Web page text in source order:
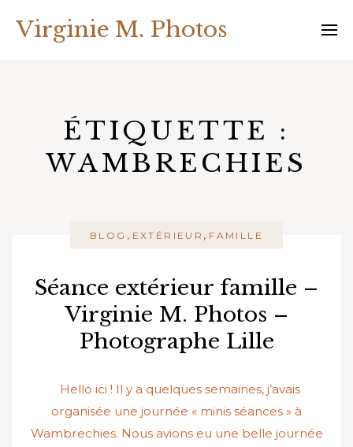
Virginie M. Photos
ÉTIQUETTE :
WAMBRECHIES
BLOG , EXTÉRIEUR , FAMILLE
Séance extérieur famille –
Virginie M. Photos –
Photographe Lille
Hello ici ! Il y a quelques semaines, j’avais
organisée une journée « minis séances » à
Wambrechies. Nous avions eu une belle journée